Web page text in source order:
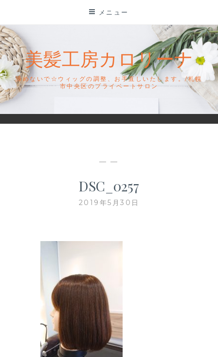
テ
ン
ツ
に
ス
キ
プ
メニュー
美髪工房カロリーナ
諦めないで☆ウィッグの調整、お手直しいたします。/札幌
市中央区のプライベートサロン
— —
DSC_0257
2019年5月30日